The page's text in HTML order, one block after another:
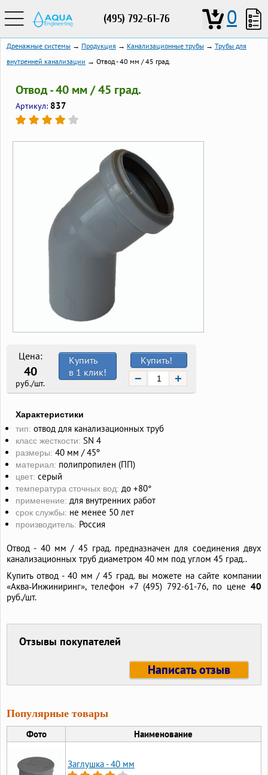
(495) 792-61-76 0
Дренажные системы → Продукция → Канализационные трубы → Трубы для
внутренней канализации → Отвод - 40 мм / 45 град.
Отвод - 40 мм / 45 град.
Артикул: 837
Цена:
40
руб./шт.
Купить!
− +
Купить
в 1 клик!
Характеристики
тип: отвод для канализационных труб
класс жесткости: SN 4
размеры: 40 мм / 45º
материал: полипропилен (ПП)
цвет: серый
температура сточных вод: до +80°
применение: для внутренних работ
срок службы: не менее 50 лет
производитель: Россия
Отвод - 40 мм / 45 град. предназначен для соединения двух
канализационных труб диаметром 40 мм под углом 45 град..
Купить отвод - 40 мм / 45 град. вы можете на сайте компании
«Аква‑Инжиниринг», телефон +7 (495) 792-61-76, по цене 40
руб./шт.
Отзывы покупателей
Написать отзыв
Популярные товары
Фото Наименование
Заглушка - 40 мм